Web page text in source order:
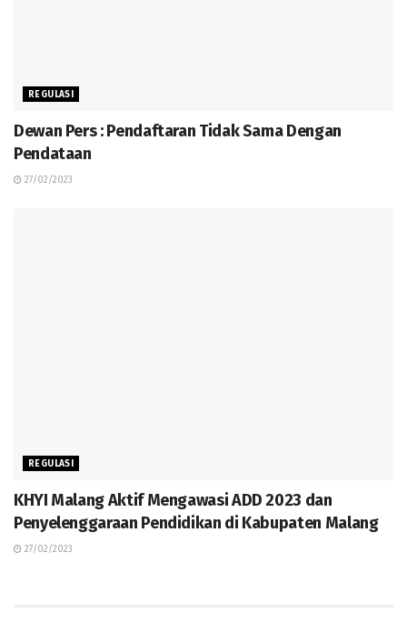
REGULASI
Dewan Pers : Pendaftaran Tidak Sama Dengan
Pendataan
27/02/2023
REGULASI
KHYI Malang Aktif Mengawasi ADD 2023 dan
Penyelenggaraan Pendidikan di Kabupaten Malang
27/02/2023